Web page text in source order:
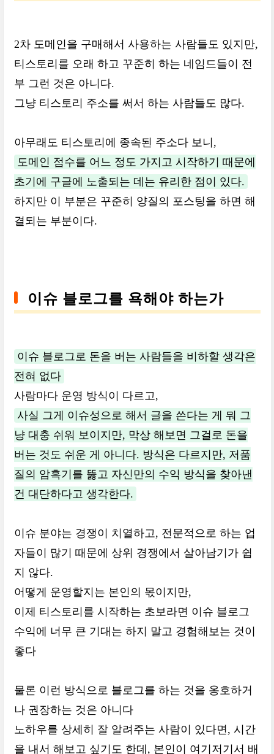
2차 도메인을 구매해서 사용하는 사람들도 있지만,
티스토리를 오래 하고 꾸준히 하는 네임드들이 전
부 그런 것은 아니다.
그냥 티스토리 주소를 써서 하는 사람들도 많다.
아무래도 티스토리에 종속된 주소다 보니,
도메인 점수를 어느 정도 가지고 시작하기 때문에
초기에 구글에 노출되는 데는 유리한 점이 있다.
하지만 이 부분은 꾸준히 양질의 포스팅을 하면 해
결되는 부분이다.
이슈 블로그를 욕해야 하는가
이슈 블로그로 돈을 버는 사람들을 비하할 생각은
전혀 없다
사람마다 운영 방식이 다르고,
사실 그게 이슈성으로 해서 글을 쓴다는 게 뭐 그
냥 대충 쉬워 보이지만, 막상 해보면 그걸로 돈을
버는 것도 쉬운 게 아니다. 방식은 다르지만, 저품
질의 암흑기를 뚫고 자신만의 수익 방식을 찾아낸
건 대단하다고 생각한다.
이슈 분야는 경쟁이 치열하고, 전문적으로 하는 업
자들이 많기 때문에 상위 경쟁에서 살아남기가 쉽
지 않다.
어떻게 운영할지는 본인의 몫이지만,
이제 티스토리를 시작하는 초보라면 이슈 블로그
수익에 너무 큰 기대는 하지 말고 경험해보는 것이
좋다
물론 이런 방식으로 블로그를 하는 것을 옹호하거
나 권장하는 것은 아니다
노하우를 상세히 잘 알려주는 사람이 있다면, 시간
을 내서 해보고 싶기도 한데, 본인이 여기저기서 배